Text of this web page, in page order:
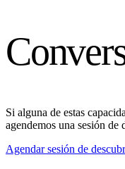
Si alguna de estas
agendemos una sesión
Agendar sesión de